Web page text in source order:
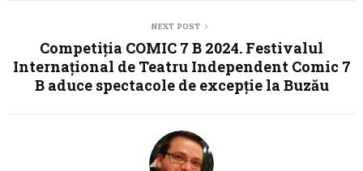
NEXT POST
Competiția COMIC 7 B 2024. Festivalul
Internațional de Teatru Independent Comic 7
B aduce spectacole de excepție la Buzău